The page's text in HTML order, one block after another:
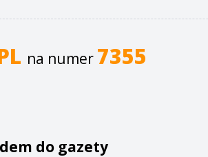
na numer 7355
do gazety